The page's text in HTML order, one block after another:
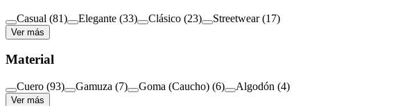
Casual (81) Elegante (33) Clásico (23) Streetwear (17)
Ver más
Material
Cuero (93) Gamuza (7) Goma (Caucho) (6) Algodón (4)
Ver más